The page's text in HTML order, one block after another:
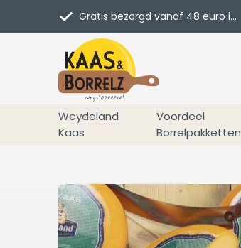
Weydeland
Kaas
Voordeel
Borrelpakketten
Gratis bezorgd vanaf 48 euro in NL